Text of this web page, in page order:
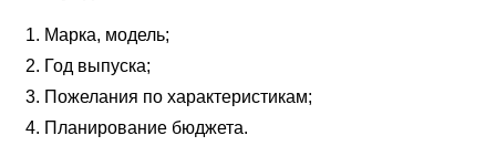
Марка, модель;
Год выпуска;
Пожелания по характеристикам;
Планирование бюджета.